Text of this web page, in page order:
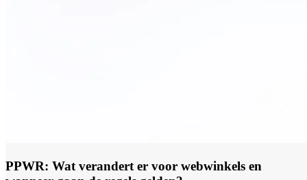
PPWR: Wat verandert er voor webwinkels en